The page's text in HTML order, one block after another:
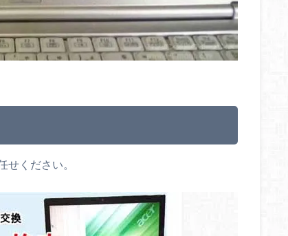
せください。